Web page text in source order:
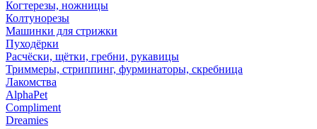
Когтерезы, ножницы
Колтунорезы
Машинки для стрижки
Пуходёрки
Расчёски, щётки, гребни, рукавицы
Триммеры, стриппинг, фурминаторы, скребница
Лакомства
AlphaPet
Compliment
Dreamies